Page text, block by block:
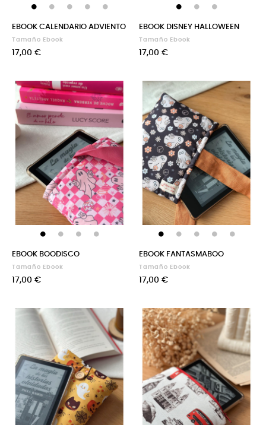
EBOOK CALENDARIO ADVIENTO
Tamaño Ebook
Precio
17,00 €
EBOOK DISNEY HALLOWEEN
Tamaño Ebook
Precio
17,00 €
EBOOK BOODISCO
Tamaño Ebook
Precio
17,00 €
EBOOK FANTASMABOO
Tamaño Ebook
Precio
17,00 €